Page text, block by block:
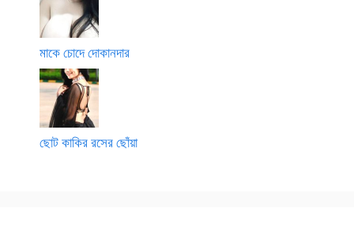
মাকে চোদে দোকানদার
ছোট কাকির রসের ছোঁয়া